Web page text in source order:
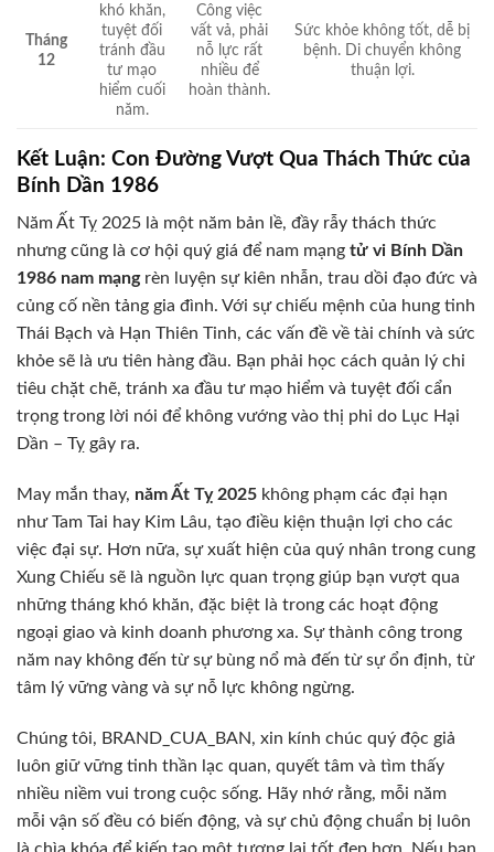
Tháng
12
khó khăn,
tuyệt đối
tránh đầu
tư mạo
hiểm cuối
năm.
Công việc
vất vả, phải
nỗ lực rất
nhiều để
hoàn thành.
Sức khỏe không tốt, dễ bị
bệnh. Di chuyển không
thuận lợi.
Kết Luận: Con Đường Vượt Qua Thách Thức của
Bính Dần 1986
Năm Ất Tỵ 2025 là một năm bản lề, đầy rẫy thách thức
nhưng cũng là cơ hội quý giá để nam mạng tử vi Bính Dần
1986 nam mạngrèn luyện sự kiên nhẫn, trau dồi đạo đức và
củng cố nền tảng gia đình. Với sự chiếu mệnh của hung tinh
Thái Bạch và Hạn Thiên Tinh, các vấn đề về tài chính và sức
khỏe sẽ là ưu tiên hàng đầu. Bạn phải học cách quản lý chi
tiêu chặt chẽ, tránh xa đầu tư mạo hiểm và tuyệt đối cẩn
trọng trong lời nói để không vướng vào thị phi do Lục Hại
Dần – Tỵ gây ra.
May mắn thay, năm Ất Tỵ 2025 không phạm các đại hạn
như Tam Tai hay Kim Lâu, tạo điều kiện thuận lợi cho các
việc đại sự. Hơn nữa, sự xuất hiện của quý nhân trong cung
Xung Chiếu sẽ là nguồn lực quan trọng giúp bạn vượt qua
những tháng khó khăn, đặc biệt là trong các hoạt động
ngoại giao và kinh doanh phương xa. Sự thành công trong
năm nay không đến từ sự bùng nổ mà đến từ sự ổn định, từ
tâm lý vững vàng và sự nỗ lực không ngừng.
Chúng tôi, BRAND_CUA_BAN, xin kính chúc quý độc giả
luôn giữ vững tinh thần lạc quan, quyết tâm và tìm thấy
nhiều niềm vui trong cuộc sống. Hãy nhớ rằng, mỗi năm
mỗi vận số đều có biến động, và sự chủ động chuẩn bị luôn